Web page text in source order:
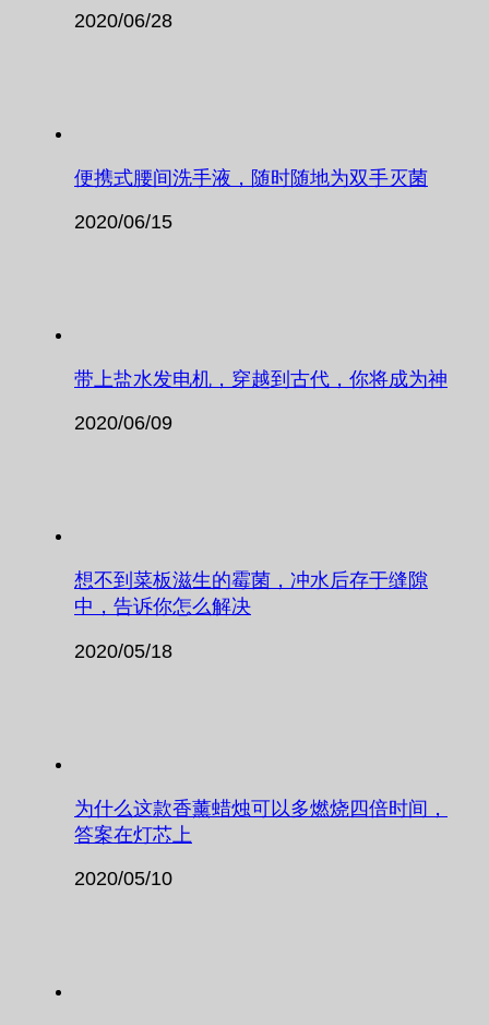
2020/06/28
便携式腰间洗手液，随时随地为双手灭菌
2020/06/15
带上盐水发电机，穿越到古代，你将成为神
2020/06/09
想不到菜板滋生的霉菌，冲水后存于缝隙
中，告诉你怎么解决
2020/05/18
为什么这款香薰蜡烛可以多燃烧四倍时间，
答案在灯芯上
2020/05/10